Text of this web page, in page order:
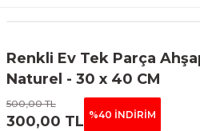
Tablolar
Renkli Ev Tek Parça
Naturel - 30 x 40 CM
500,00 TL
300,00 TL %40 İNDİRİM